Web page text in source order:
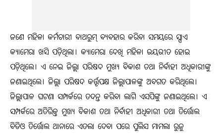
ଜଣେ ମହିଳା କର୍ମଚାରୀ ବାଥରୁମ୍ ବ୍ୟବହାର କରିବା ସମୟରେ ସ୍ପାଏ
କ୍ୟାମେରା ଖସି ପଡ଼ିଥିଲା। କ୍ୟାମେରା ଦେଖି ମହିଳା ଭୟଭୀତ ହୋଇ
ପଡ଼ିଥିଲେ। ଏ ନେଇ ଜିଲ୍ଲା ପରିଷଦ ମୁଖ୍ୟ ବିକାଶ ତଥା ନିର୍ବାହୀ ଅଧିକାରୀଙ୍କୁ
ଜଣାଇଥିଲେ। ଜିଲ୍ଲା ପରିଷଦ କର୍ତ୍ତୃପକ୍ଷ ଜିଲ୍ଲାପାଳଙ୍କୁ ଅବଗତ କରିଥିଲେ।
ଜିଲ୍ଲାପାଳ ଘଟଣା ସମ୍ପର୍କରେ ତଦନ୍ତ କରିବା ଲାଗି ଏସପିଙ୍କୁ ଜଣାଇଥିଲେ। ଏ
ସମ୍ପର୍କରେ ଅତିରିକ୍ତ ମୁଖ୍ୟ ବିକାଶ ତଥା ନିର୍ବାହୀ ଅଧିକାରୀ ତଥା ତିର୍ତ୍ତୋଲ
ବିଡିଓ ତିର୍ତ୍ତୋଲ ଥାନାରେ ଏତଲା ଦେବା ପରେ ପୁଲିସ ମାମଲା ରୁଜୁ